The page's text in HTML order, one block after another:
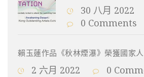
30 八月 2022
0 Comments
賴玉蓮作品《秋林煙瀑》榮獲國家
2 六月 2022 0